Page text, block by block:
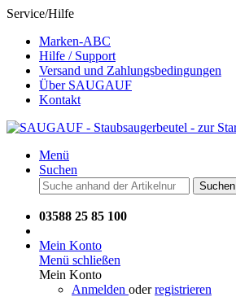
Service/Hilfe
Marken-ABC
Hilfe / Support
Versand und Zahlungsbedingungen
Über SAUGAUF
Kontakt
Menü
Suchen
Suchen
03588 25 85 100
Mein Konto
Menü schließen
Mein Konto
Anmelden oderregistrieren